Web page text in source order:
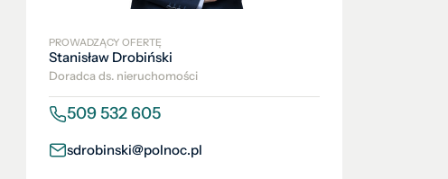
PROWADZĄCY OFERTĘ
Stanisław Drobiński
Doradca ds. nieruchomości
509 532 605
sdrobinski@polnoc.pl